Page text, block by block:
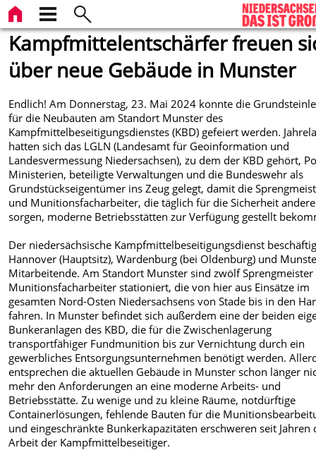
Kampfmittelentschärfer freuen
über neue Gebäude in Munster
Endlich! Am Donnerstag, 23. Mai 2024 konnte die
für die Neubauten am Standort Munster des
Kampfmittelbeseitigungsdienstes (KBD) gefeiert werden.
hatten sich das LGLN (Landesamt für Geoinformation und
Landesvermessung Niedersachsen), zu dem der KBD gehört,
Ministerien, beteiligte Verwaltungen und die Bundeswehr als
Grundstückseigentümer ins Zeug gelegt, damit die
und Munitionsfacharbeiter, die täglich für die Sicherheit
sorgen, moderne Betriebsstätten zur Verfügung gestellt
Der niedersächsische Kampfmittelbeseitigungsdienst
Hannover (Hauptsitz), Wardenburg (bei Oldenburg) und
Mitarbeitende. Am Standort Munster sind zwölf
Munitionsfacharbeiter stationiert, die von hier aus Einsätze im
gesamten Nord-Osten Niedersachsens von Stade bis in den
fahren. In Munster befindet sich außerdem eine der beiden
Bunkeranlagen des KBD, die für die Zwischenlagerung
transportfähiger Fundmunition bis zur Vernichtung durch ein
gewerbliches Entsorgungsunternehmen benötigt werden.
entsprechen die aktuellen Gebäude in Munster schon länger
mehr den Anforderungen an eine moderne Arbeits- und
Betriebsstätte. Zu wenige und zu kleine Räume, notdürftige
Containerlösungen, fehlende Bauten für die
und eingeschränkte Bunkerkapazitäten erschweren seit Jahren
Arbeit der Kampfmittelbeseitiger.